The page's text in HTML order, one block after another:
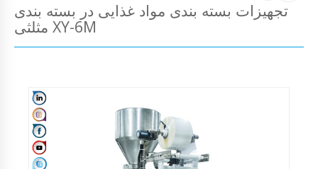
تجهیزات بسته بندی مواد غذایی در بسته بندی
مثلثی XY-6M